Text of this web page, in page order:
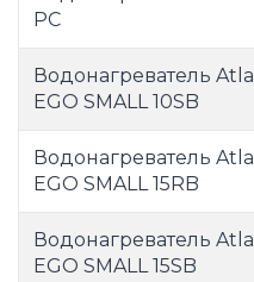
PC
Водонагреватель
EGO SMALL 10SB
Водонагреватель
EGO SMALL 15RB
Водонагреватель
EGO SMALL 15SB